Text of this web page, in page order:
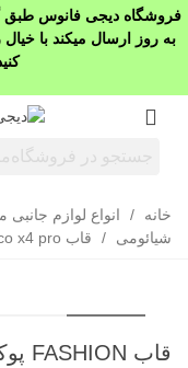
فروشگاه دیجی فانوس طبق
به روز ارسال میکند با
خانه / انواع لوازم جانبی
شیائومی
/ قاب poco x4 pro
قاب FASHION پوکو POCO X4 PRO